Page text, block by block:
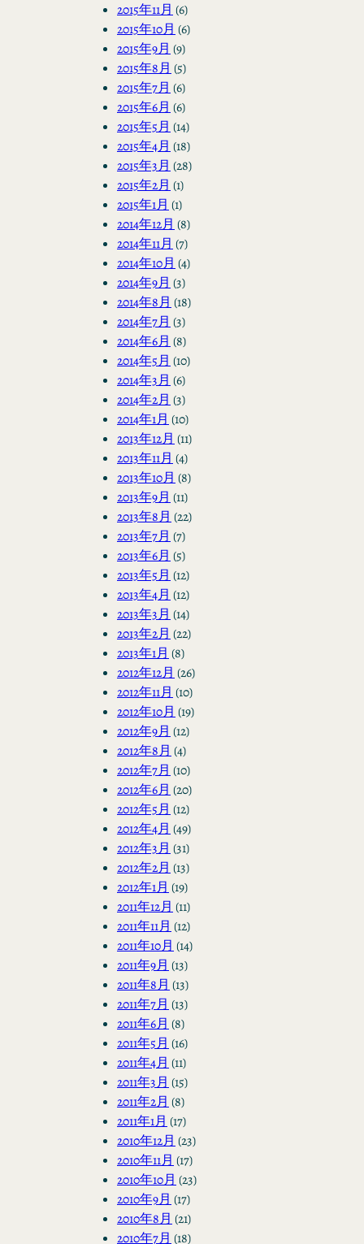
2015年11月 (6)
2015年10月 (6)
2015年9月 (9)
2015年8月 (5)
2015年7月 (6)
2015年6月 (6)
2015年5月 (14)
2015年4月 (18)
2015年3月 (28)
2015年2月 (1)
2015年1月 (1)
2014年12月 (8)
2014年11月 (7)
2014年10月 (4)
2014年9月 (3)
2014年8月 (18)
2014年7月 (3)
2014年6月 (8)
2014年5月 (10)
2014年3月 (6)
2014年2月 (3)
2014年1月 (10)
2013年12月 (11)
2013年11月 (4)
2013年10月 (8)
2013年9月 (11)
2013年8月 (22)
2013年7月 (7)
2013年6月 (5)
2013年5月 (12)
2013年4月 (12)
2013年3月 (14)
2013年2月 (22)
2013年1月 (8)
2012年12月 (26)
2012年11月 (10)
2012年10月 (19)
2012年9月 (12)
2012年8月 (4)
2012年7月 (10)
2012年6月 (20)
2012年5月 (12)
2012年4月 (49)
2012年3月 (31)
2012年2月 (13)
2012年1月 (19)
2011年12月 (11)
2011年11月 (12)
2011年10月 (14)
2011年9月 (13)
2011年8月 (13)
2011年7月 (13)
2011年6月 (8)
2011年5月 (16)
2011年4月 (11)
2011年3月 (15)
2011年2月 (8)
2011年1月 (17)
2010年12月 (23)
2010年11月 (17)
2010年10月 (23)
2010年9月 (17)
2010年8月 (21)
2010年7月 (18)